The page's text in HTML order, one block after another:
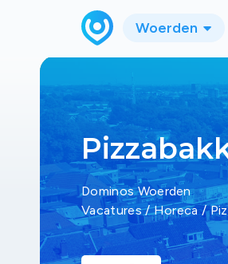
Woerden
Dominos Woerden
Vacatures/Horeca/